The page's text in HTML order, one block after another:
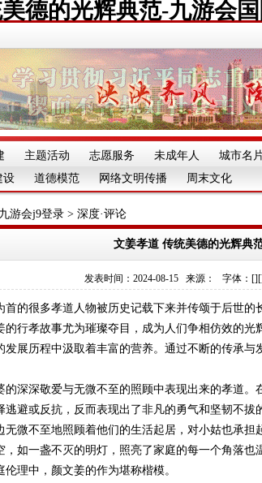
德的光辉典范-九游会
主题活动 志愿服务 未成年人 城市名
设 道德模范 网络文明传播 周末文化
游会j9登录 > 深度·评论
文姜孝道 传统美德的光辉典
发表时间：2024-08-15 来源： 字体：
很多孝道人物被历史记载下来并传颂于后世的
的行孝故事尤为璀璨夺目，成为人们争相仿效的光
发展历程中汲取着丰富的营养。通过不断的传承与
深敬爱与无微不至的照顾中表现出来的孝道。
逃避或反抗，反而表现出了非凡的勇气和坚韧不拔
无微不至地照顾着他们的生活起居，对小姑也承担
，如一盏不灭的明灯，照亮了家庭的每一个角落也
伦理中，颜文姜的作为堪称楷模。